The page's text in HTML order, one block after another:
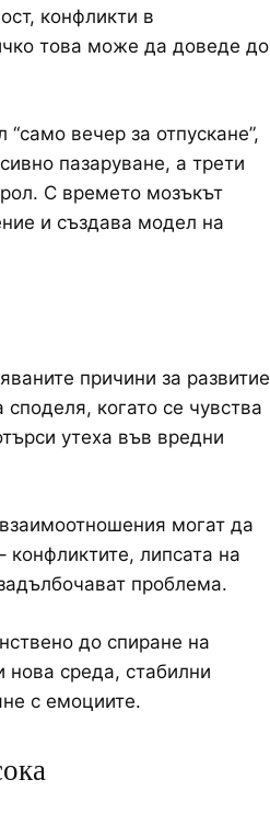
конфликти в
това може да доведе до
вечер за отпускане”,
пазаруване, а трети
С времето мозъкът
и създава модел на
причини за развитие
когато се чувства
утеха във вредни
могат да
липсата на
проблема.
до спиране на
нова среда, стабилни
с емоциите.